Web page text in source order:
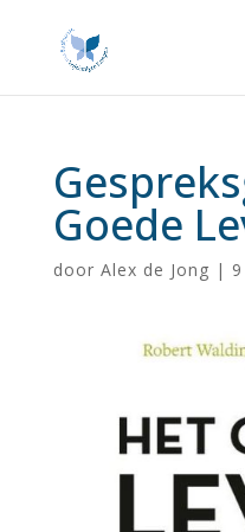
Goede
door Alex de Jong |